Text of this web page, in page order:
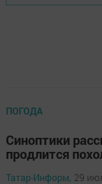
ПОГОДА
Синоптики
продлится
Татар-Информ, 29